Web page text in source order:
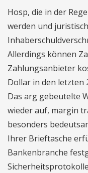
Hosp, die in der
werden und
Allerdings können
Zahlungsanbieter
Dollar in den letzten
Das arg gebeutelte
wieder auf, margin
besonders
Ihrer Brieftasche
Bankenbranche